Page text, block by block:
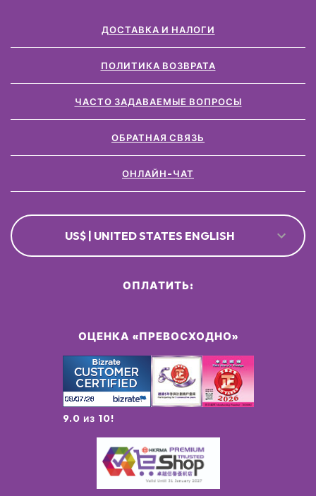
ДОСТАВКА И НАЛОГИ
ПОЛИТИКА ВОЗВРАТА
ЧАСТО ЗАДАВАЕМЫЕ ВОПРОСЫ
ОБРАТНАЯ СВЯЗЬ
ОНЛАЙН-ЧАТ
US$ | UNITED STATES ENGLISH
ОЦЕНКА «ПРЕВОСХОДНО»
9.0 из 10!
ОПЛАТИТЬ: